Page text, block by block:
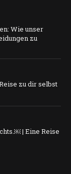
Wie unser
zu
zu dir selbst
| Eine Reise